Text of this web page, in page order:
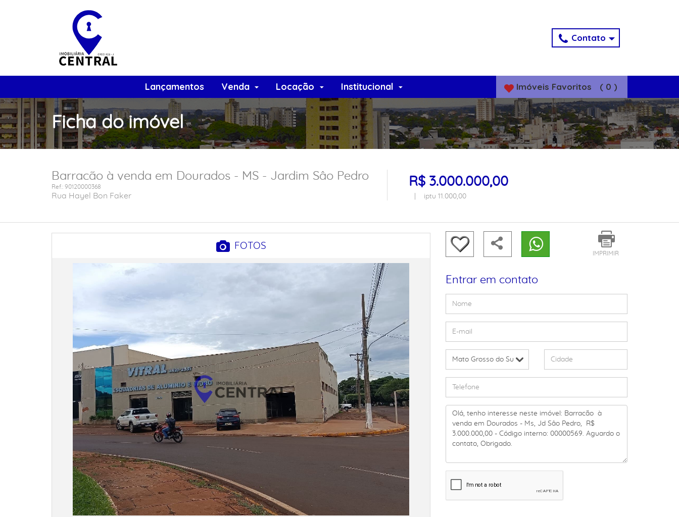
Contato
Lançamentos Venda Locação Institucional Imóveis Favoritos ( 0 )
Ficha do imóvel
Barracão à venda em Dourados - MS - Jardim Sâo Pedro
Ref.: 90120000368
Rua Hayel Bon Faker
R$ 3.000.000,00
| iptu 11.000,00
FOTOS
IMPRIMIR
Entrar em contato